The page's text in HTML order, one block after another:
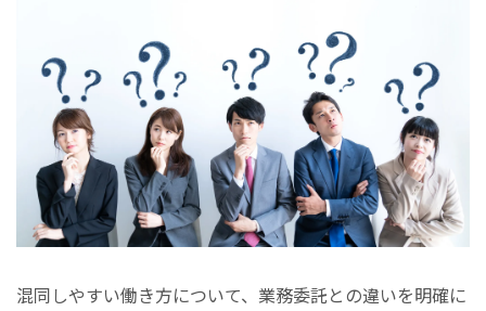
混同しやすい働き方について、業務委託との違いを明確に